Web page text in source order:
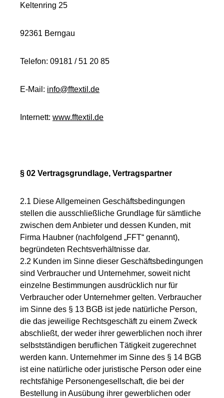
Keltenring 25
92361 Berngau
Telefon: 09181 / 51 20 85
E-Mail: info@fftextil.de
Internett: www.fftextil.de
§ 02 Vertragsgrundlage, Vertragspartner
2.1 Diese Allgemeinen Geschäftsbedingungen
stellen die ausschließliche Grundlage für sämtliche
zwischen dem Anbieter und dessen Kunden, mit
Firma Haubner (nachfolgend „FFT“ genannt),
begründeten Rechtsverhältnisse dar.
2.2 Kunden im Sinne dieser Geschäftsbedingungen
sind Verbraucher und Unternehmer, soweit nicht
einzelne Bestimmungen ausdrücklich nur für
Verbraucher oder Unternehmer gelten. Verbraucher
im Sinne des § 13 BGB ist jede natürliche Person,
die das jeweilige Rechtsgeschäft zu einem Zweck
abschließt, der weder ihrer gewerblichen noch ihrer
selbstständigen beruflichen Tätigkeit zugerechnet
werden kann. Unternehmer im Sinne des § 14 BGB
ist eine natürliche oder juristische Person oder eine
rechtsfähige Personengesellschaft, die bei der
Bestellung in Ausübung ihrer gewerblichen oder